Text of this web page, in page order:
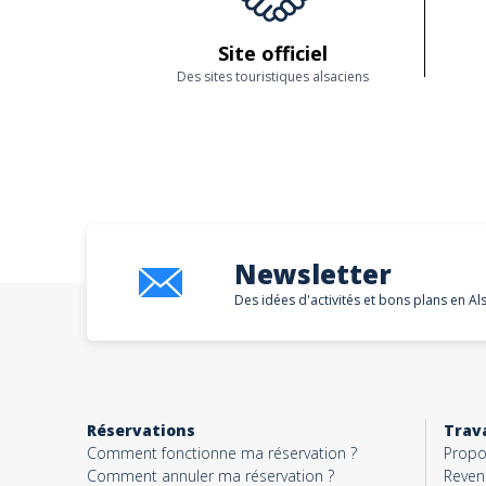
Site officiel
Des sites touristiques alsaciens
Newsletter
Des idées d'activités et bons plans en
Réservations
Comment fonctionne ma réservation ?
Comment annuler ma réservation ?